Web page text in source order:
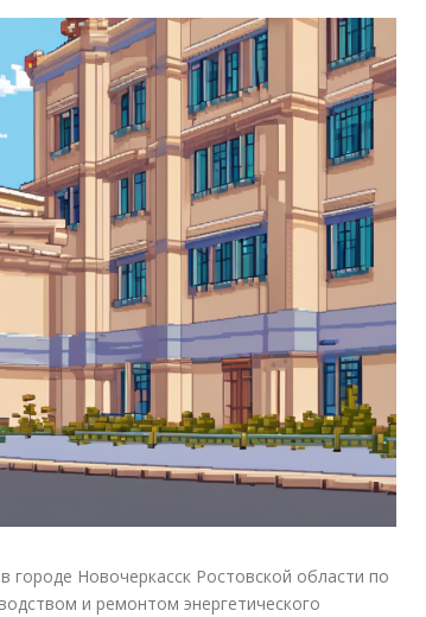
городе Новочеркасск Ростовской области по
и ремонтом энергетического